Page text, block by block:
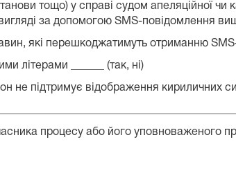
тощо) у справі судом апеляційної
за допомогою SMS-повідомлення
які перешкоджатимуть отриманню
літерами ______ (так, ні)
не підтримує відображення кириличних
або його уповноваженого